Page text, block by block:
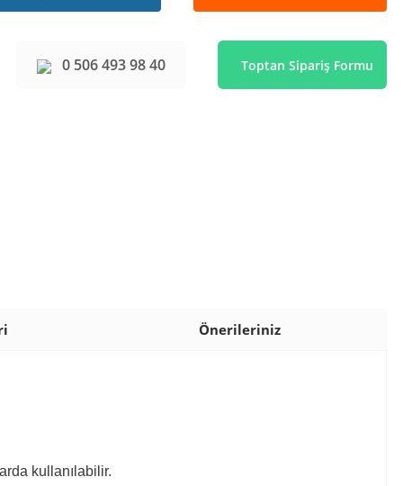
0 506 493 98 40 Toptan Sipariş Formu
Önerileriniz
kullanılabilir.